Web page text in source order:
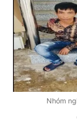
Nhóm